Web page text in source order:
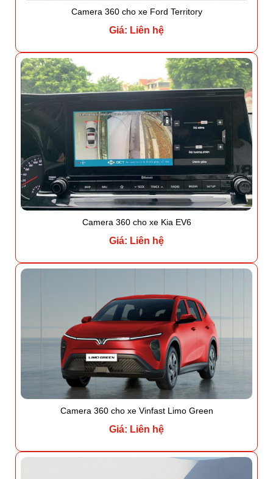
Camera 360 cho xe Ford Territory
Giá: Liên hệ
Camera 360 cho xe Kia EV6
Giá: Liên hệ
Camera 360 cho xe Vinfast Limo Green
Giá: Liên hệ